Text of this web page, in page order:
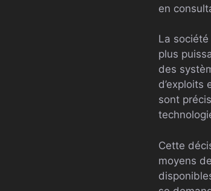
en
La
plus
des
sont
Cette
moyens